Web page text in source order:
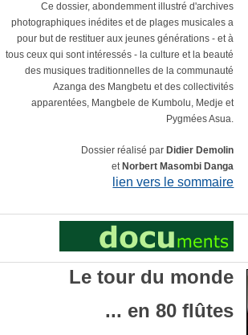
Ce dossier, abondemment illustré d'archives
photographiques inédites et de plages musicales a
pour but de restituer aux jeunes générations - et à
tous ceux qui sont intéressés - la culture et la beauté
des musiques traditionnelles de la communauté
Azanga des Mangbetu et des collectivités
apparentées, Mangbele de Kumbolu, Medje et
Pygmées Asua.
Dossier réalisé par Didier Demolin
et Norbert Masombi Danga
lien vers le sommaire
Le tour du monde
... en 80 flûtes